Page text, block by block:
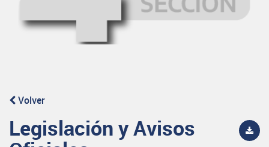
Volver
Legislación y Avisos